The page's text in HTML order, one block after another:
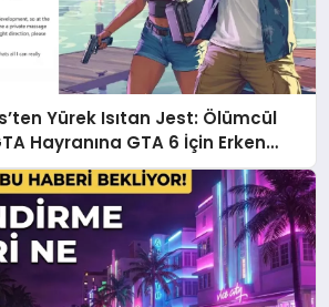
Yürek Isıtan Jest: Ölümcül
Hayranına GTA 6 İçin Erken